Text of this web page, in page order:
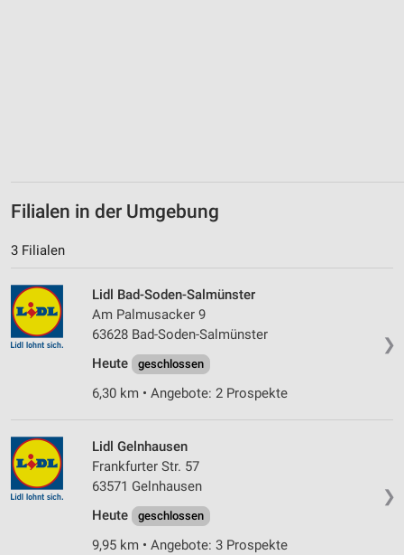
Filialen in der Umgebung
3 Filialen
❯
Lidl Bad-Soden-Salmünster
Am Palmusacker 9
63628 Bad-Soden-Salmünster
Heute
geschlossen
6,30 km • Angebote: 2 Prospekte
❯
Lidl Gelnhausen
Frankfurter Str. 57
63571 Gelnhausen
Heute
geschlossen
9,95 km • Angebote: 3 Prospekte